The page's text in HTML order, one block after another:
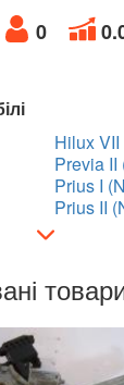
0
Hilux
Previa II
Prius I
Prius II